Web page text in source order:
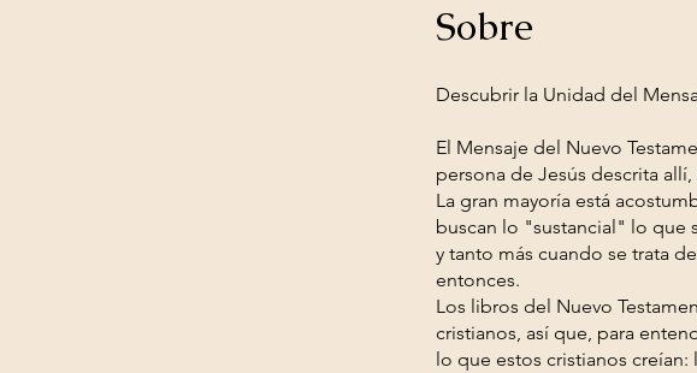
Sobre
Descubrir la Unidad del
El Mensaje del Nuevo
persona de Jesús descrita
La gran mayoría está
buscan lo "sustancial" lo que
y tanto más cuando se trata
entonces.
Los libros del Nuevo
cristianos, así que, para
lo que estos cristianos